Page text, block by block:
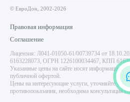
© ЕвроДон, 2002-2026
Правовая информация
Соглашение
Лицензия: Л041-01050-61/00739734 от
6163228073, ОГРН 1226100034467, КПП
Указанные цены на сайте носят
публичной офертой.
Цены на интересующие услуги, уточняйте у
противопоказания, необходима консультация